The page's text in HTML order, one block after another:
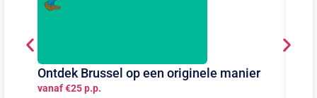
Ontdek Brussel op een originele manier
vanaf €25 p.p.